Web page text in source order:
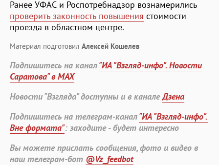
Ранее УФАС и Роспотребнадзор вознамерились
проверить законность повышения стоимости
проезда в областном центре.
Материал подготовил Алексей Кошелев
Подпишитесь на канал"ИА "Взгляд-инфо". Новости
Саратова" в MAX
Новости "Взгляда" доступны и в каналеДзена
Подпишитесь на телеграм-канал"ИА "Взгляд-инфо".
Вне формата": заходите - будет интересно
Вы можете прислать сообщения, фото и видео в
наш телеграм-бот @Vz_feedbot